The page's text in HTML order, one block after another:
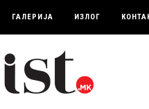
ГАЛЕРИЈА ИЗЛОГ